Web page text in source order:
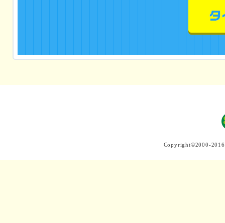
Copyright©2000-2016